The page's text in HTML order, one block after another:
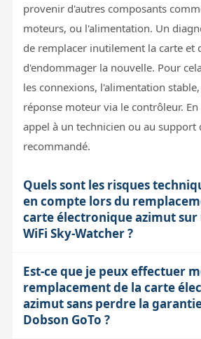
provenir d'autres composants
moteurs, ou l'alimentation. Un
de remplacer inutilement la carte et
d'endommager la nouvelle. Pour
les connexions, l'alimentation
réponse moteur via le contrôleur.
appel à un technicien ou au support
recommandé.
Quels sont les risques
en compte lors du
carte électronique azimut sur
WiFi Sky-Watcher ?
Le remplacement de la carte
manipulation précise car une erreur
peut endommager irrémédiablement
Est-ce que je peux effectuer
remplacement de la carte
azimut sans perdre la
Dobson GoTo ?